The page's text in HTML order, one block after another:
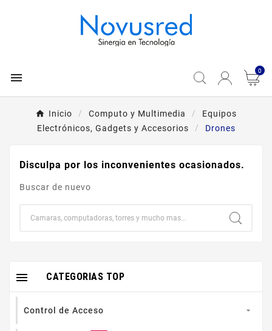
 0
Inicio Computo y Multimedia
Equipos
Electrónicos, Gadgets y Accesorios
Drones
Disculpa por los inconvenientes ocasionados.
Buscar de nuevo
CATEGORIAS TOP

Control de Acceso 